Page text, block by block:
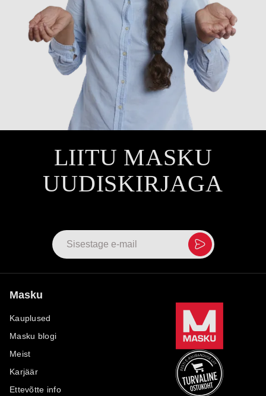
LIITU MASKU
UUDISKIRJAGA
Masku
Kauplused
Masku blogi
Meist
Karjäär
Ettevõtte info